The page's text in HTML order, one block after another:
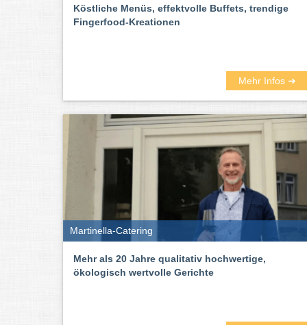
Köstliche Menüs, effektvolle Buffets, trendige
Fingerfood-Kreationen
Mehr Infos ➜
Martinella-Catering
Mehr als 20 Jahre qualitativ hochwertige,
ökologisch wertvolle Gerichte